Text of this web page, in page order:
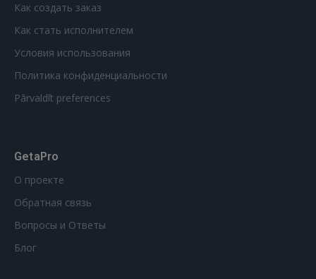
Как создать заказ
Как стать исполнителем
Условия использования
Политика конфиденциальности
Pārvaldīt preferences
GetaPro
О проекте
Обратная связь
Вопросы и Ответы
Блог